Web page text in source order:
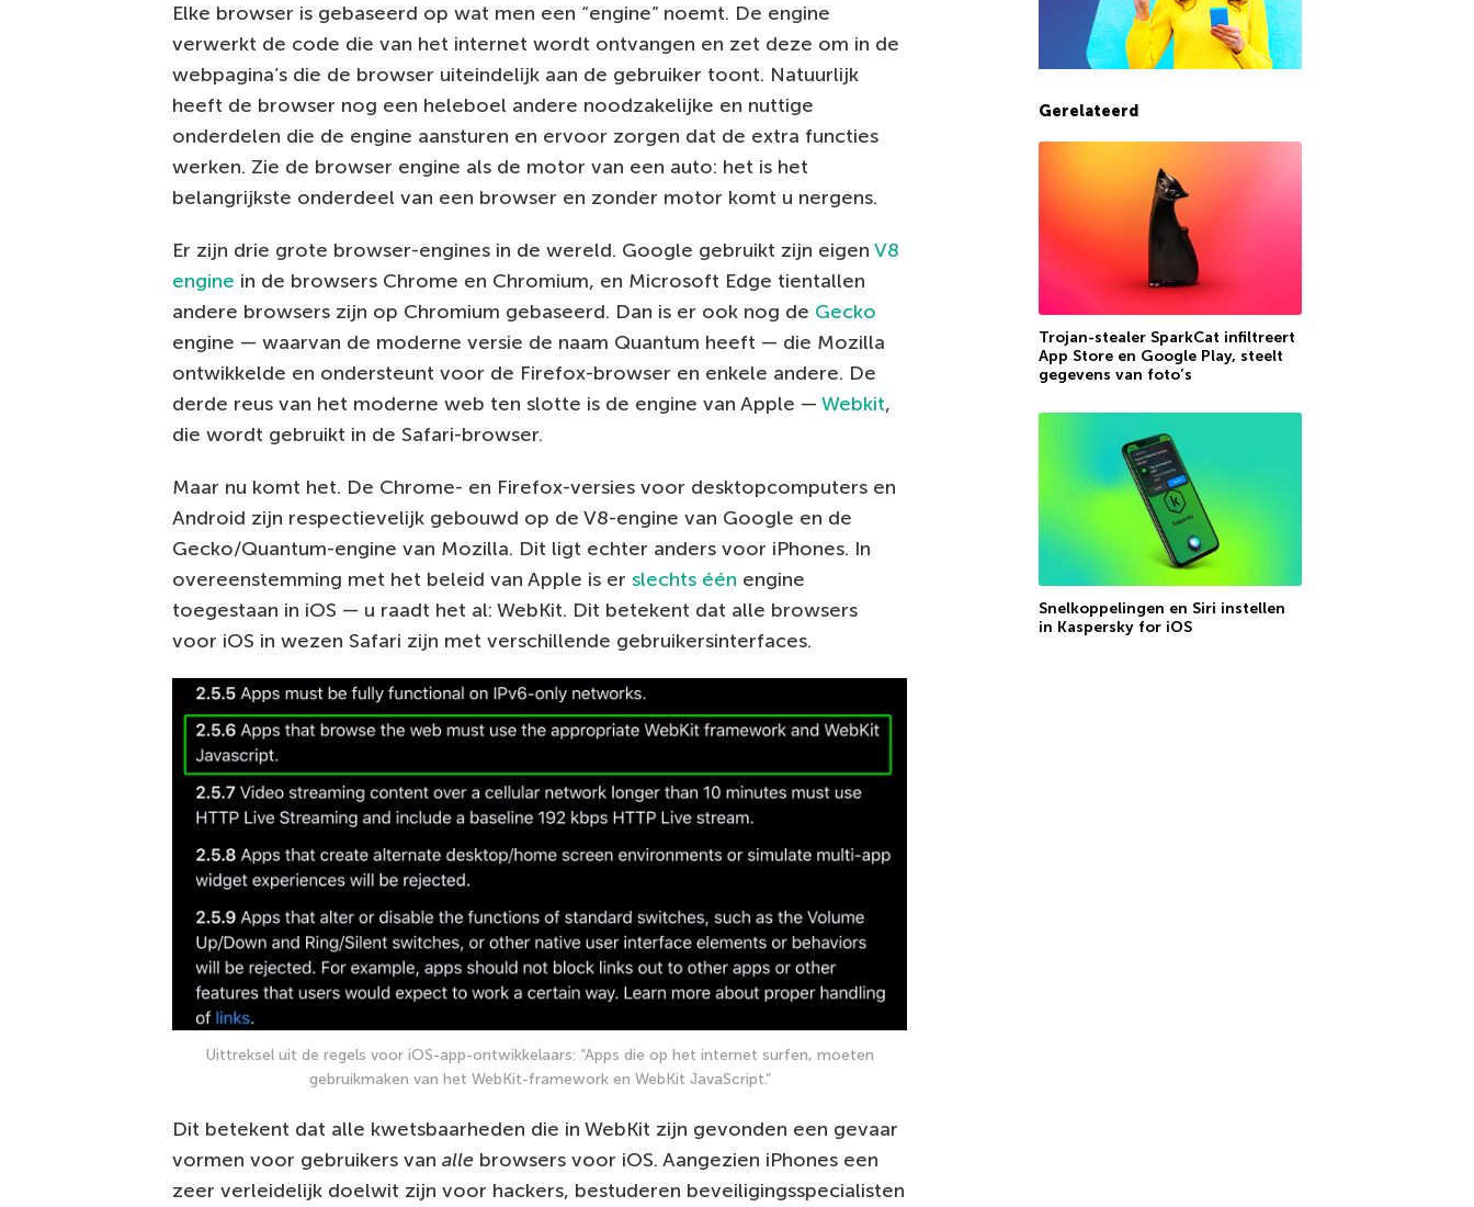
Elke browser is gebaseerd op wat men een “engine” noemt. De engine
verwerkt de code die van het internet wordt ontvangen en zet deze om in de
webpagina’s die de browser uiteindelijk aan de gebruiker toont. Natuurlijk
heeft de browser nog een heleboel andere noodzakelijke en nuttige
onderdelen die de engine aansturen en ervoor zorgen dat de extra functies
werken. Zie de browser engine als de motor van een auto: het is het
belangrijkste onderdeel van een browser en zonder motor komt u nergens.
Er zijn drie grote browser-engines in de wereld. Google gebruikt zijn eigen V8
engine in de browsers Chrome en Chromium, en Microsoft Edge tientallen
andere browsers zijn op Chromium gebaseerd. Dan is er ook nog de Gecko
engine — waarvan de moderne versie de naam Quantum heeft — die Mozilla
ontwikkelde en ondersteunt voor de Firefox-browser en enkele andere. De
derde reus van het moderne web ten slotte is de engine van Apple — Webkit,
die wordt gebruikt in de Safari-browser.
Maar nu komt het. De Chrome- en Firefox-versies voor desktopcomputers en
Android zijn respectievelijk gebouwd op de V8-engine van Google en de
Gecko/Quantum-engine van Mozilla. Dit ligt echter anders voor iPhones. In
overeenstemming met het beleid van Apple is er slechts één engine
toegestaan in iOS — u raadt het al: WebKit. Dit betekent dat alle browsers
voor iOS in wezen Safari zijn met verschillende gebruikersinterfaces.
Uittreksel uit de regels voor iOS-app-ontwikkelaars: “Apps die op het internet surfen, moeten
gebruikmaken van het WebKit-framework en WebKit JavaScript.”
Dit betekent dat alle kwetsbaarheden die in WebKit zijn gevonden een gevaar
vormen voor gebruikers van alle browsers voor iOS. Aangezien iPhones een
zeer verleidelijk doelwit zijn voor hackers, bestuderen beveiligingsspecialisten
Gerelateerd
Trojan-stealer SparkCat infiltreert
App Store en Google Play, steelt
gegevens van foto’s
Snelkoppelingen en Siri instellen
in Kaspersky for iOS